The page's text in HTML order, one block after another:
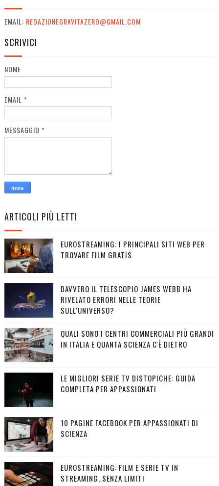
EMAIL: REDAZIONEGRAVITAZERO@GMAIL.COM
SCRIVICI
NOME
EMAIL *
MESSAGGIO *
ARTICOLI PIÙ LETTI
EUROSTREAMING: I PRINCIPALI SITI WEB PER
TROVARE FILM GRATIS
DAVVERO IL TELESCOPIO JAMES WEBB HA
RIVELATO ERRORI NELLE TEORIE
SULL'UNIVERSO?
QUALI SONO I CENTRI COMMERCIALI PIÙ GRANDI
IN ITALIA E QUANTA SCIENZA C'È DIETRO
LE MIGLIORI SERIE TV DISTOPICHE: GUIDA
COMPLETA PER APPASSIONATI
10 PAGINE FACEBOOK PER APPASSIONATI DI
SCIENZA
EUROSTREAMING: FILM E SERIE TV IN
STREAMING, SENZA LIMITI